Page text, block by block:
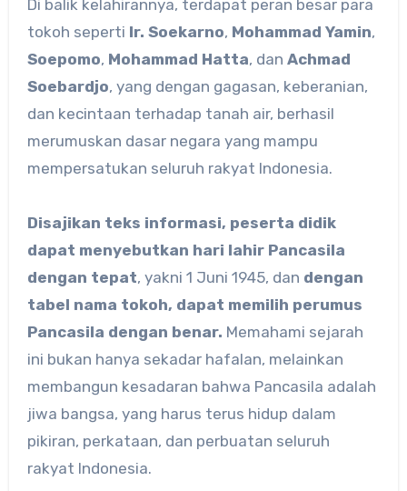
Di balik kelahirannya, terdapat peran besar para
tokoh seperti Ir. Soekarno, Mohammad Yamin,
Soepomo, Mohammad Hatta, dan Achmad
Soebardjo, yang dengan gagasan, keberanian,
dan kecintaan terhadap tanah air, berhasil
merumuskan dasar negara yang mampu
mempersatukan seluruh rakyat Indonesia.
Disajikan teks informasi, peserta didik
dapat menyebutkan hari lahir Pancasila
dengan tepat, yakni 1 Juni 1945, dan dengan
tabel nama tokoh, dapat memilih perumus
Pancasila dengan benar. Memahami sejarah
ini bukan hanya sekadar hafalan, melainkan
membangun kesadaran bahwa Pancasila adalah
jiwa bangsa, yang harus terus hidup dalam
pikiran, perkataan, dan perbuatan seluruh
rakyat Indonesia.